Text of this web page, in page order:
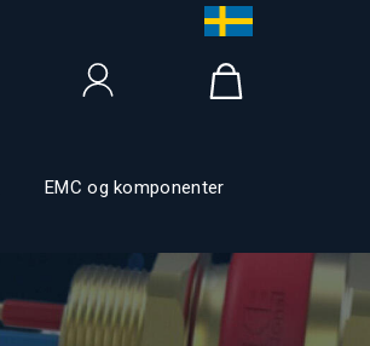
EMC og komponenter